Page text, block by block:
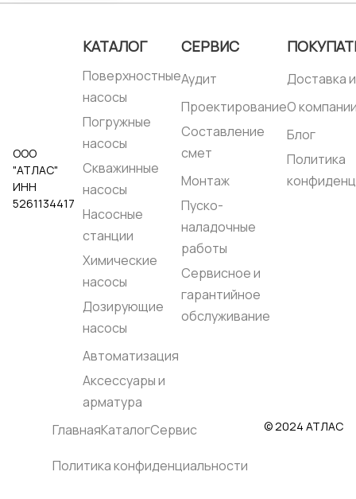
Фланец, вх./вых.:
ООО
"АТЛАС"
ИНН
5261134417
КАТАЛОГ
Поверхностные
насосы
Погружные
насосы
Скважинные
насосы
Насосные
станции
Химические
насосы
Дозирующие
насосы
Автоматизация
Аксессуары и
арматура
СЕРВИС
Аудит
Проектирование
Составление
смет
Монтаж
Пуско-
наладочные
работы
Сервисное и
гарантийное
обслуживание
Доставка
О
Блог
Политика
ГлавнаяКаталогСервис
Политика конфиденциальности
© 2024 АТЛАС